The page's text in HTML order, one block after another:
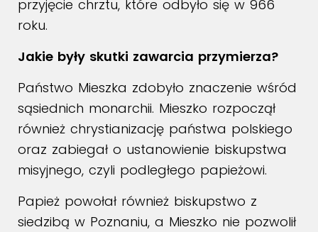
przyjęcie chrztu, które odbyło się w 966
roku.
Jakie były skutki zawarcia przymierza?
Państwo Mieszka zdobyło znaczenie wśród
sąsiednich monarchii. Mieszko rozpoczął
również chrystianizację państwa polskiego
oraz zabiegał o ustanowienie biskupstwa
misyjnego, czyli podległego papieżowi.
Papież powołał również biskupstwo z
siedzibą w Poznaniu, a Mieszko nie pozwolił